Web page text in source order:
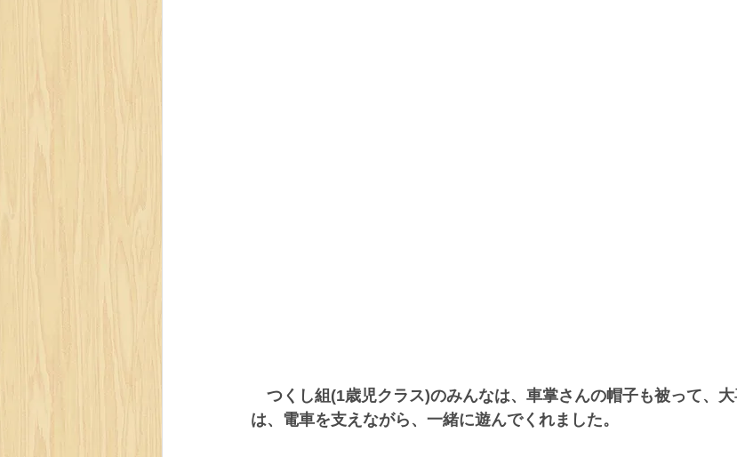
つくし組(1歳児クラス)のみんなは、車掌さんの帽子も被って、
は、電車を支えながら、一緒に遊んでくれました。